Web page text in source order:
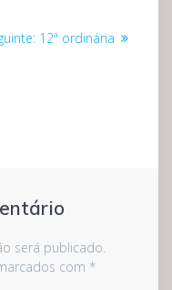
Post
12ª ordinária
será publicado.
com *